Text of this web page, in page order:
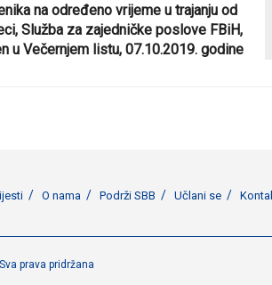
na određeno vrijeme u trajanju od
Služba za zajedničke poslove FBiH,
u Večernjem listu, 07.10.2019. godine
O nama Podrži SBB Učlani se
prava pridržana